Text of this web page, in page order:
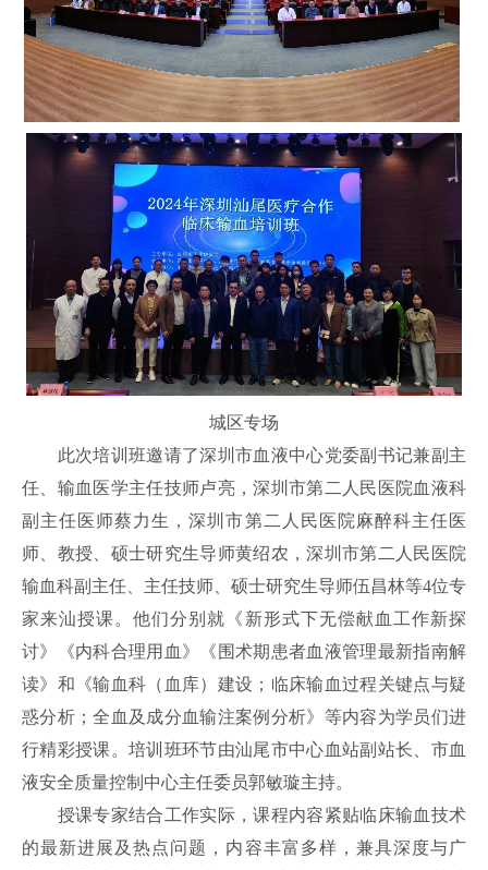
城区专场
此次培训班邀请了深圳市血液中心党委副书记兼副主
任、输血医学主任技师卢亮，深圳市第二人民医院血液科
副主任医师蔡力生，深圳市第二人民医院麻醉科主任医
师、教授、硕士研究生导师黄绍农，深圳市第二人民医院
输血科副主任、主任技师、硕士研究生导师伍昌林等4位专
家来汕授课。他们分别就《新形式下无偿献血工作新探
讨》《内科合理用血》《围术期患者血液管理最新指南解
读》和《输血科（血库）建设；临床输血过程关键点与疑
惑分析；全血及成分血输注案例分析》等内容为学员们进
行精彩授课。培训班环节由汕尾市中心血站副站长、市血
液安全质量控制中心主任委员郭敏璇主持。
授课专家结合工作实际，课程内容紧贴临床输血技术
的最新进展及热点问题，内容丰富多样，兼具深度与广